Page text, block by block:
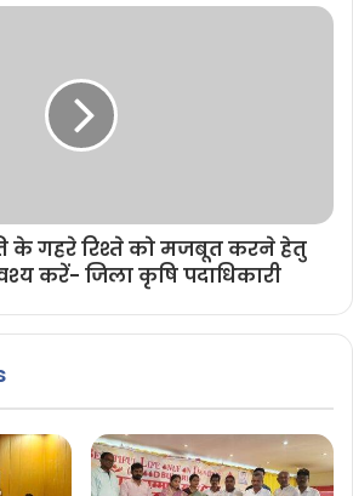
के गहरे रिश्ते को मजबूत करने हेतु
करें- जिला कृषि पदाधिकारी